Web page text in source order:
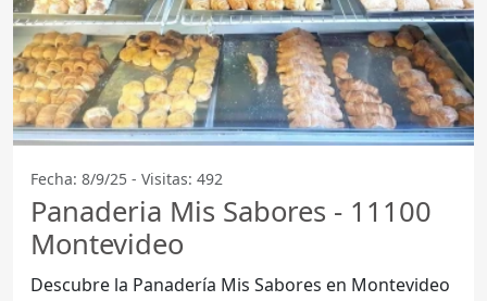
Fecha: 8/9/25 - Visitas: 492
Panaderia Mis Sabores - 11100
Montevideo
Descubre la Panadería Mis Sabores en Montevideo